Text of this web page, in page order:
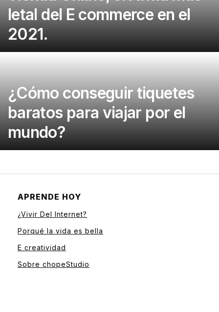
letal del E commerce en el
2021.
¿Cómo conseguir tiquetes
baratos para viajar por el
mundo?
APRENDE HOY
¿Vivir Del Internet?
Porqué la vida es bella
E creatividad
Sobre chopeStudio